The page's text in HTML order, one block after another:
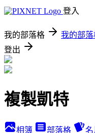
登入
我的部落格 我的部
登出
複製凱特
相簿 部落格 名